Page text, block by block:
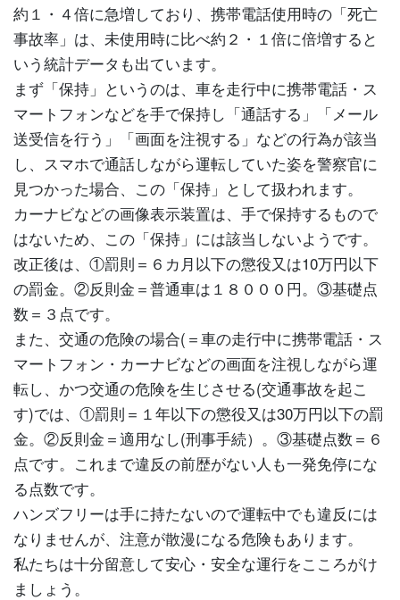
約１・４倍に急増しており、携帯電話使用時の「死亡
事故率」は、未使用時に比べ約２・１倍に倍増すると
いう統計データも出ています。
まず「保持」というのは、車を走行中に携帯電話・ス
マートフォンなどを手で保持し「通話する」「メール
送受信を行う」「画面を注視する」などの行為が該当
し、スマホで通話しながら運転していた姿を警察官に
見つかった場合、この「保持」として扱われます。
カーナビなどの画像表示装置は、手で保持するもので
はないため、この「保持」には該当しないようです。
改正後は、①罰則＝６カ月以下の懲役又は10万円以下
の罰金。②反則金＝普通車は１８０００円。③基礎点
数＝３点です。
また、交通の危険の場合(＝車の走行中に携帯電話・ス
マートフォン・カーナビなどの画面を注視しながら運
転し、かつ交通の危険を生じさせる(交通事故を起こ
す)では、①罰則＝１年以下の懲役又は30万円以下の罰
金。②反則金＝適用なし(刑事手続）。③基礎点数＝６
点です。これまで違反の前歴がない人も一発免停にな
る点数です。
ハンズフリーは手に持たないので運転中でも違反には
なりませんが、注意が散漫になる危険もあります。
私たちは十分留意して安心・安全な運行をこころがけ
ましょう。